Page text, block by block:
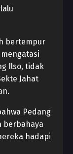
bertempur
Ilso, tidak
Jahat
Pedang
berbahaya
hadapi